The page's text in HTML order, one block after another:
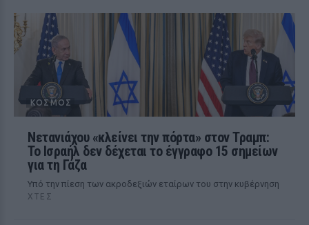
ΚΌΣΜΟΣ
Νετανιάχου «κλείνει την πόρτα» στον Τραμπ:
Το Ισραήλ δεν δέχεται το έγγραφο 15 σημείων
για τη Γάζα
Υπό την πίεση των ακροδεξιών εταίρων του στην κυβέρνηση
ΧΤΕΣ